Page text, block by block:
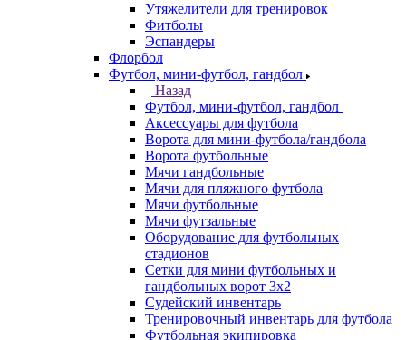
Утяжелители для тренировок
Фитболы
Эспандеры
Флорбол
Футбол, мини-футбол, гандбол
Назад
Футбол, мини-футбол, гандбол
Аксессуары для футбола
Ворота для мини-футбола/гандбола
Ворота футбольные
Мячи гандбольные
Мячи для пляжного футбола
Мячи футбольные
Мячи футзальные
Оборудование для футбольных
стадионов
Сетки для мини футбольных и
гандбольных ворот 3х2
Судейский инвентарь
Тренировочный инвентарь для футбола
Футбольная экипировка